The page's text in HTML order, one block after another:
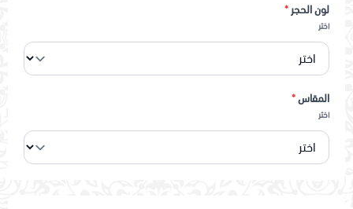
لون الحجر*
اختر
المقاس*
اختر